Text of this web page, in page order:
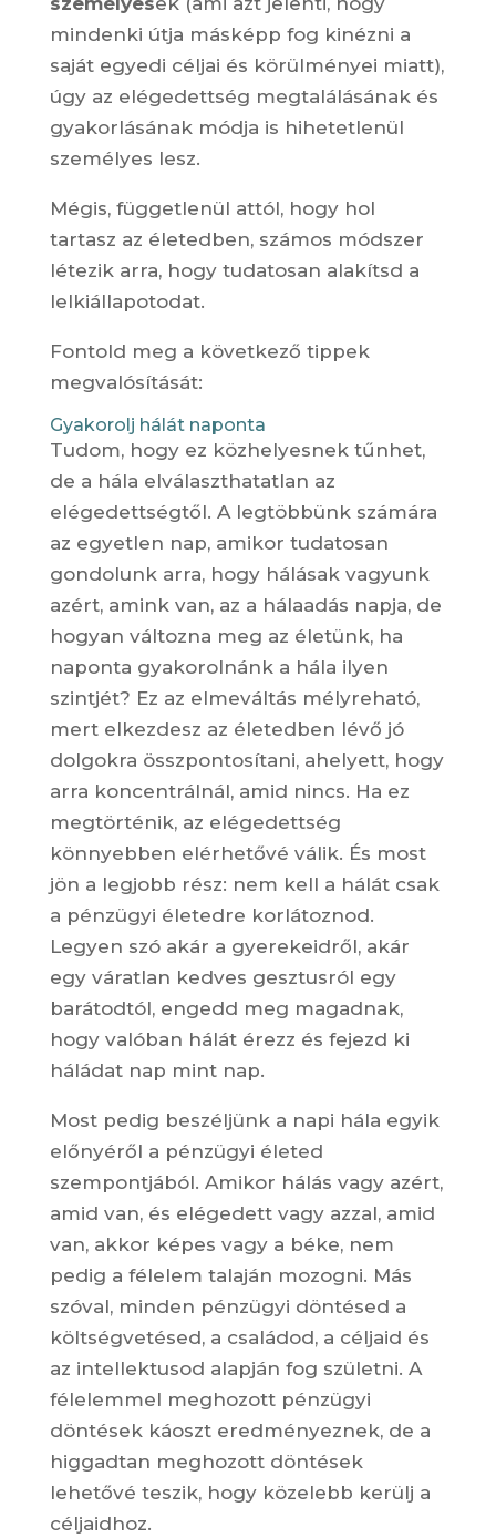
mindenki útja másképp fog kinézni a
saját egyedi céljai és körülményei miatt),
úgy az elégedettség megtalálásának és
gyakorlásának módja is hihetetlenül
személyes lesz.
Mégis, függetlenül attól, hogy hol
tartasz az életedben, számos módszer
létezik arra, hogy tudatosan alakítsd a
lelkiállapotodat.
Fontold meg a következő tippek
megvalósítását:
Gyakorolj hálát naponta
Tudom, hogy ez közhelyesnek tűnhet,
de a hála elválaszthatatlan az
elégedettségtől. A legtöbbünk számára
az egyetlen nap, amikor tudatosan
gondolunk arra, hogy hálásak vagyunk
azért, amink van, az a hálaadás napja, de
hogyan változna meg az életünk, ha
naponta gyakorolnánk a hála ilyen
szintjét? Ez az elmeváltás mélyreható,
mert elkezdesz az életedben lévő jó
dolgokra összpontosítani, ahelyett, hogy
arra koncentrálnál, amid nincs. Ha ez
megtörténik, az elégedettség
könnyebben elérhetővé válik. És most
jön a legjobb rész: nem kell a hálát csak
a pénzügyi életedre korlátoznod.
Legyen szó akár a gyerekeidről, akár
egy váratlan kedves gesztusról egy
barátodtól, engedd meg magadnak,
hogy valóban hálát érezz és fejezd ki
háládat nap mint nap.
Most pedig beszéljünk a napi hála egyik
előnyéről a pénzügyi életed
szempontjából. Amikor hálás vagy azért,
amid van, és elégedett vagy azzal, amid
van, akkor képes vagy a béke, nem
pedig a félelem talaján mozogni. Más
szóval, minden pénzügyi döntésed a
költségvetésed, a családod, a céljaid és
az intellektusod alapján fog születni. A
félelemmel meghozott pénzügyi
döntések káoszt eredményeznek, de a
higgadtan meghozott döntések
lehetővé teszik, hogy közelebb kerülj a
céljaidhoz.